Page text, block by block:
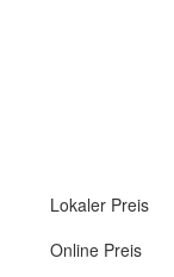
Lokaler Preis
Online Preis